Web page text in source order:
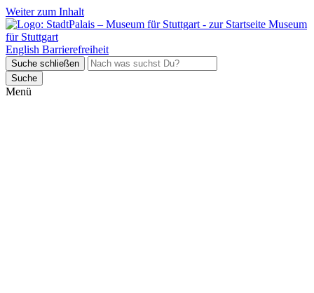
Weiter zum Inhalt
Museum
für Stuttgart
English Barrierefreiheit
Suche schließen
Suche
Menü